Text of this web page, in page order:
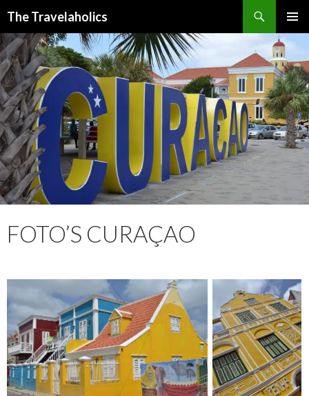
The Travelaholics
MENU
NAAR
INHOUD
FOTO’S CURAÇAO